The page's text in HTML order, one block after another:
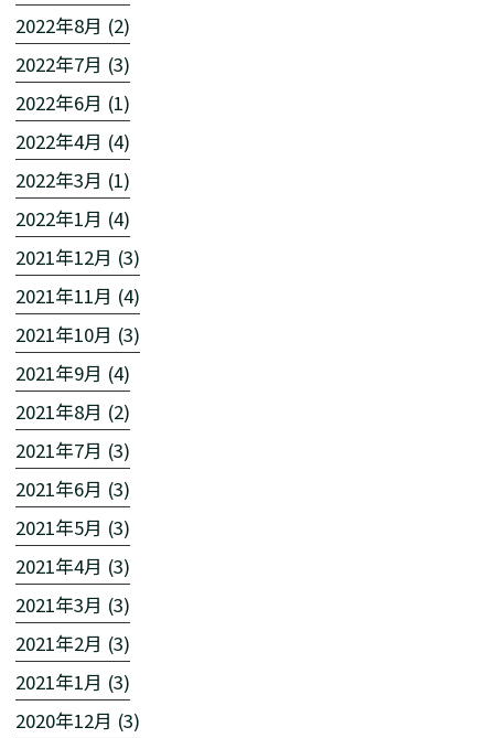
2022年8月 (2)
2022年7月 (3)
2022年6月 (1)
2022年4月 (4)
2022年3月 (1)
2022年1月 (4)
2021年12月 (3)
2021年11月 (4)
2021年10月 (3)
2021年9月 (4)
2021年8月 (2)
2021年7月 (3)
2021年6月 (3)
2021年5月 (3)
2021年4月 (3)
2021年3月 (3)
2021年2月 (3)
2021年1月 (3)
2020年12月 (3)